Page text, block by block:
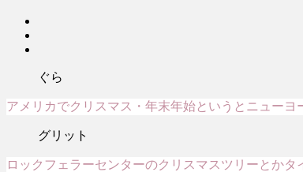
ぐら
アメリカでクリスマス・年末年始というとニュー
グリット
ロックフェラーセンターのクリスマスツリーとかタ